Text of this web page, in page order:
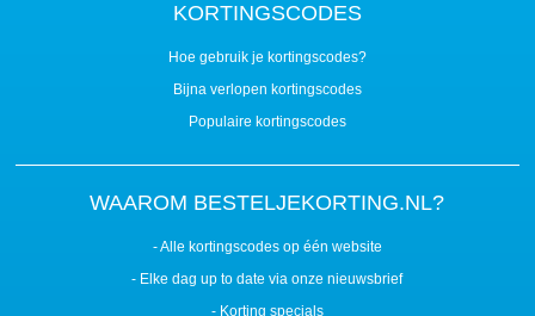
KORTINGSCODES
Hoe gebruik je kortingscodes?
Bijna verlopen kortingscodes
Populaire kortingscodes
WAAROM BESTELJEKORTING.NL?
- Alle kortingscodes op één website
- Elke dag up to date via onze nieuwsbrief
- Korting specials